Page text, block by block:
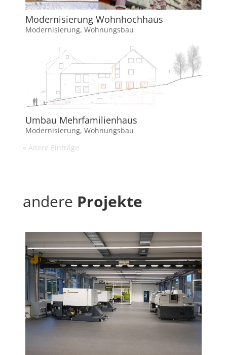
Modernisierung Wohnhochhaus
Modernisierung, Wohnungsbau
Umbau Mehrfamilienhaus
Modernisierung, Wohnungsbau
« Ältere Einträge
andere Projekte